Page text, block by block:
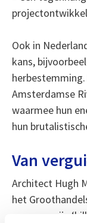
Ook in
kans,
Amsterdamse
waarmee hun
hun
Van
Architect Hugh
het
vanwege zijn